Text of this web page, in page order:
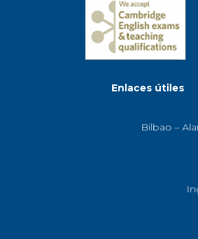
Enlaces útiles
Bilbao –